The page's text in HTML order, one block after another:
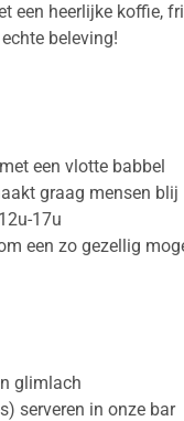
een heerlijke koffie,
beleving!
een vlotte babbel
graag mensen blij
17u
een zo gezellig
glimlach
serveren in onze bar